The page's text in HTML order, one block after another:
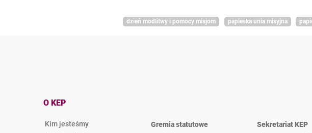
dzień modlitwy i pomocy misjom papieska unia misyjna
O KEP
Kim jesteśmy
Gremia statutowe
Sekretariat KEP